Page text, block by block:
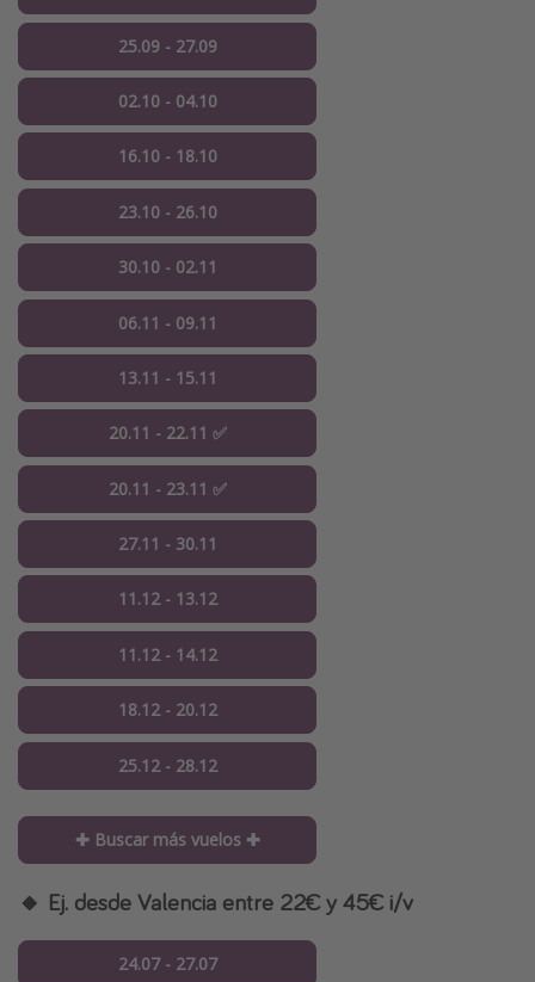
25.09 - 27.09
02.10 - 04.10
16.10 - 18.10
23.10 - 26.10
30.10 - 02.11
06.11 - 09.11
13.11 - 15.11
20.11 - 22.11 ✅
20.11 - 23.11 ✅
27.11 - 30.11
11.12 - 13.12
11.12 - 14.12
18.12 - 20.12
25.12 - 28.12
✚ Buscar más vuelos ✚
🔸 Ej. desde Valencia entre 22€ y 45€ i/v
24.07 - 27.07